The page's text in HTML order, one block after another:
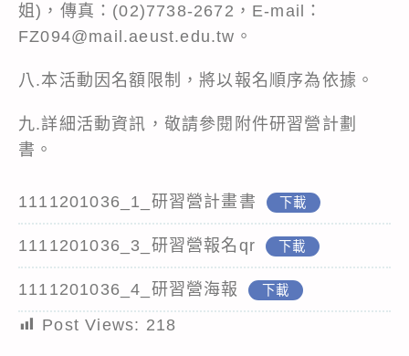
姐)，傳真：(02)7738-2672，E-mail：
FZ094@mail.aeust.edu.tw。
八.本活動因名額限制，將以報名順序為依據。
九.詳細活動資訊，敬請參閱附件研習營計劃
書。
1111201036_1_研習營計畫書 下載
1111201036_3_研習營報名qr 下載
1111201036_4_研習營海報 下載
Post Views: 218